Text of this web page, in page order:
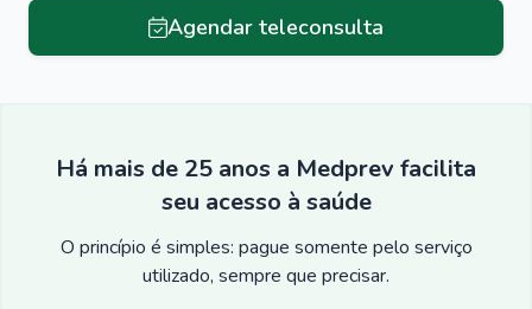
Agendar teleconsulta
Há mais de 25 anos a Medprev facilita
seu acesso à saúde
O princípio é simples: pague somente pelo serviço
utilizado, sempre que precisar.